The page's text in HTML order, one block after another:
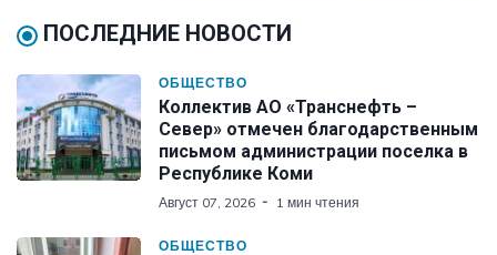
ПОСЛЕДНИЕ НОВОСТИ
ОБЩЕСТВО
Коллектив АО «Транснефть –
Север» отмечен благодарственным
письмом администрации поселка в
Республике Коми
Август 07, 2026 1 мин чтения
ОБЩЕСТВО